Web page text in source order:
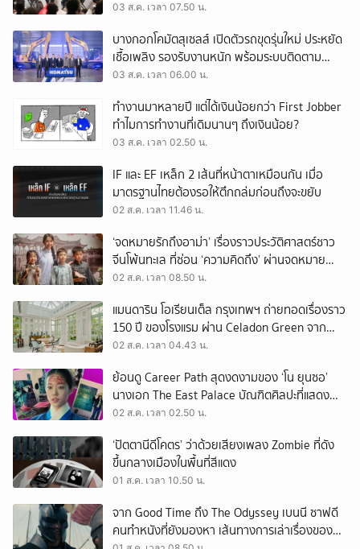
03 ส.ค. เวลา 07.50 น.
บางกอกโคมัตสุเซลส์ เปิดตัวรถขุดรุ่นใหม่ ประหยัด
เชื้อเพลิง รองรับงานหนัก พร้อมระบบติดตาม
เครื่องจักรผ่านดาวเทียม
03 ส.ค. เวลา 06.00 น.
ทำงานมาหลายปี แต่ได้เงินน้อยกว่า First Jobber
ทำไมการทำงานที่เดิมนานๆ ถึงเงินน้อย?
03 ส.ค. เวลา 02.50 น.
IF และ EF เหล็ก 2 เส้นที่หน้าตาเหมือนกัน เมื่อ
มาตรฐานไทยต้องรอให้ตึกถล่มก่อนถึงจะขยับ
02 ส.ค. เวลา 11.46 น.
‘จดหมายรักถึงอาม่า’ เรื่องราวประวัติศาสตร์ชาว
จีนโพ้นทะเล ที่ซ่อน ‘ความคิดถึง’ ผ่านจดหมาย
‘โพยก๊วน’
02 ส.ค. เวลา 08.50 น.
แมนดาริน โอเรียนเต็ล กรุงเทพฯ ถ่ายทอดเรื่องราว
150 ปี ของโรงแรม ผ่าน Celadon Green จาก
เครื่องศิลาดล
02 ส.ค. เวลา 04.43 น.
ย้อนดู Career Path สุดงดงามของ ‘โน ยุนซอ’
นางเอก The East Palace บัณฑิตศิลปะที่แสดง
เรื่องไหนก็ปัง
02 ส.ค. เวลา 02.50 น.
‘ปัตตานีดีโคตร’ ว่าด้วยเสียงเพลง Zombie ที่ดัง
ขึ้นกลางเมืองในพื้นที่สีแดง
01 ส.ค. เวลา 10.50 น.
จาก Good Time ถึง The Odyssey เบนนี ซาฟดี
คนทำหนังที่ยังมองหา เส้นทางการเล่าเรื่องของตัว